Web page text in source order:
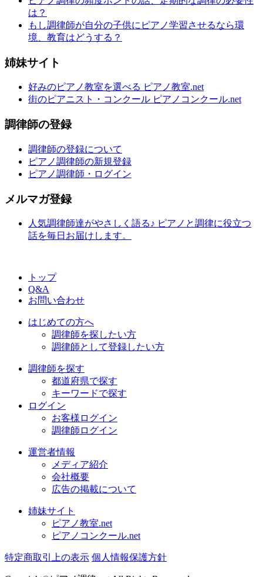
は？
もし調律師が自分の子供にピアノ学習させるなら環
境、教育はどうする？
姉妹サイト
好みのピアノ教室を選べる ピアノ教室.net
街のピアニスト・コンクール ピアノコンクール.net
調律師の登録
調律師の登録について
ピアノ調律師の新規登録
ピアノ調律師・ログイン
メルマガ登録
人気調律師達がやさしく語る♪ ピアノと調律に役立つ
話を毎日お届けします。
トップ
Q&A
お問い合わせ
はじめての方へ
調律師を探したい方
調律師として登録したい方
調律師を探す
都道府県で探す
キーワードで探す
ログイン
お客様ログイン
調律師ログイン
運営者情報
メディア紹介
会社概要
広告の掲載について
姉妹サイト
ピアノ教室.net
ピアノコンクール.net
特定商取引上の表示 個人情報保護方針